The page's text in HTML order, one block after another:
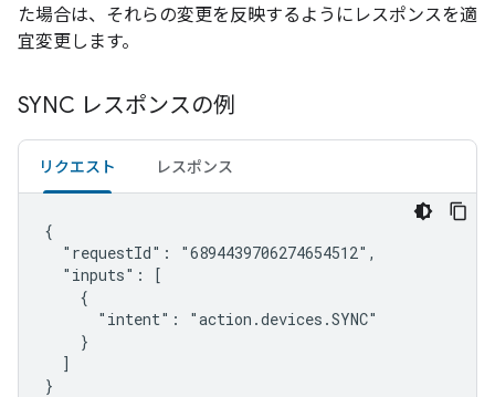
た場合は、それらの変更を反映するようにレスポンスを適
宜変更します。
SYNC レスポンスの例
リクエスト レスポンス
{
  "requestId": "6894439706274654512",
  "inputs": [
    {
      "intent": "action.devices.SYNC"
    }
  ]
}